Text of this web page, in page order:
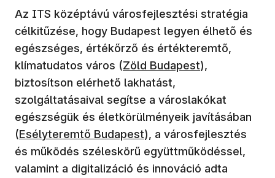
Az ITS középtávú városfejlesztési stratégia
célkitűzése, hogy Budapest legyen élhető és
egészséges, értékőrző és értékteremtő,
klímatudatos város (Zöld Budapest),
biztosítson elérhető lakhatást,
szolgáltatásaival segítse a városlakókat
egészségük és életkörülményeik javításában
(Esélyteremtő Budapest), a városfejlesztés
és működés széleskörű együttműködéssel,
valamint a digitalizáció és innováció adta